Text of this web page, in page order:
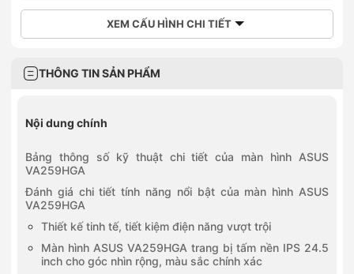
XEM CẤU HÌNH CHI TIẾT
THÔNG TIN SẢN PHẨM
Nội dung chính
Bảng thông số kỹ thuật chi tiết của màn hình ASUS
VA259HGA
Đánh giá chi tiết tính năng nổi bật của màn hình ASUS
VA259HGA
Thiết kế tinh tế, tiết kiệm điện năng vượt trội
Màn hình ASUS VA259HGA trang bị tấm nền IPS 24.5
inch cho góc nhìn rộng, màu sắc chính xác